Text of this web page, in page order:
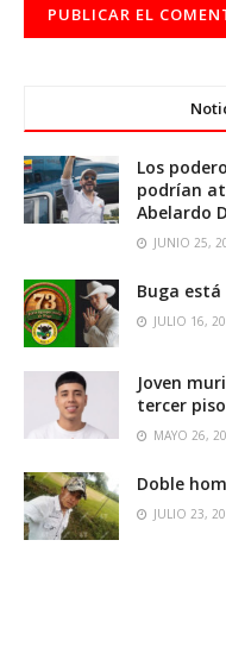
Los
podrían
Abelardo
JUNIO 25,
Buga
JULIO 16,
Joven
tercer
MAYO 26,
Doble
JULIO 23,